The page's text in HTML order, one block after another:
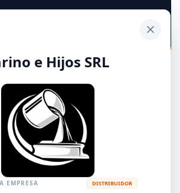
Metalúrgicas y Siderúrgicas
METALÚRGICAS
e Hijos SRL
EMPRESA DISTRIBUIDOR